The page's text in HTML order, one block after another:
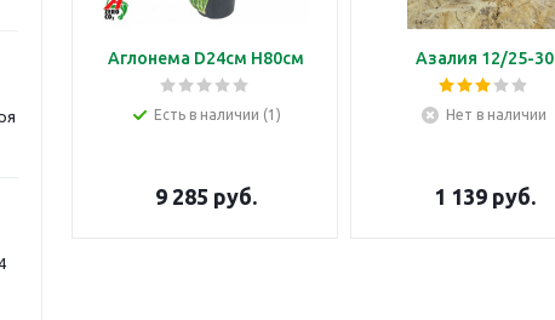
Аглонема D24см H80см
Есть в наличии (1)
9 285 руб.
Азалия 12/25-30
Нет в наличии
1 139руб.